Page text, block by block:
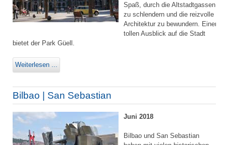
Spaß, durch die Altstadtgassen
zu schlendern und die reizvolle
Architektur zu bewundern. Einen
tollen Ausblick auf die Stadt
bietet der Park Güell.
Weiterlesen ...
Bilbao | San Sebastian
Juni 2018
Bilbao und San Sebastian